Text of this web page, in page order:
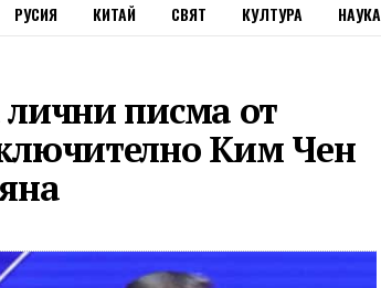
РУСИЯ КИТАЙ СВЯТ КУЛТУРА НАУКА
писма от
Ким Чен